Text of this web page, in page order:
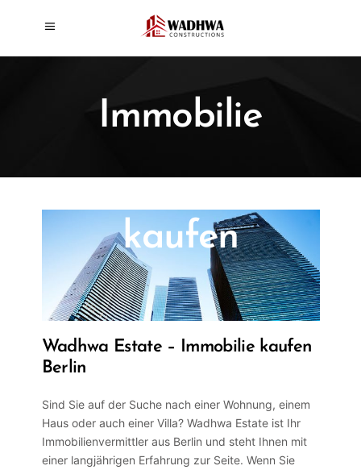
Immobilie
kaufen
Wadhwa Estate – Immobilie kaufen
Berlin
Sind Sie auf der Suche nach einer Wohnung, einem
Haus oder auch einer Villa? Wadhwa Estate ist Ihr
Immobilienvermittler aus Berlin und steht Ihnen mit
einer langjährigen Erfahrung zur Seite. Wenn Sie